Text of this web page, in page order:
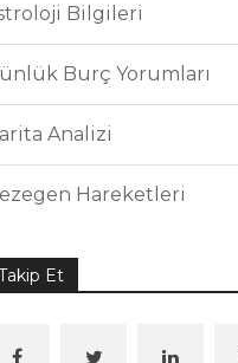
Bilgileri
Burç Yorumları
Analizi
Hareketleri
Et